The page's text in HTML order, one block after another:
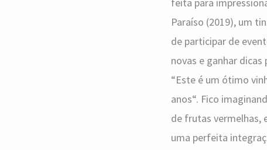
Paraíso (2019), um
de participar de
novas e ganhar
“Este é um ótimo
anos“. Fico
de frutas vermelhas,
uma perfeita